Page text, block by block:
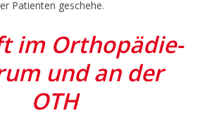
Patienten geschehe.
im Orthopädie-
und an der
OTH